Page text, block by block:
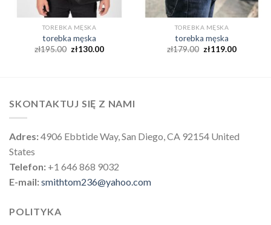
TOREBKA MĘSKA
torebka męska
zł195.00 zł130.00
TOREBKA MĘSKA
torebka męska
zł179.00 zł119.00
SKONTAKTUJ SIĘ Z NAMI
Adres:4906 Ebbtide Way, San Diego, CA 92154 United
States
Telefon: +1 646 868 9032
E-mail:smithtom236@yahoo.com
POLITYKA